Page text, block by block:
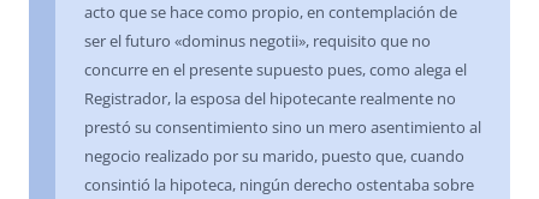
acto que se hace como propio, en contemplación de
ser el futuro «dominus negotii», requisito que no
concurre en el presente supuesto pues, como alega el
Registrador, la esposa del hipotecante realmente no
prestó su consentimiento sino un mero asentimiento al
negocio realizado por su marido, puesto que, cuando
consintió la hipoteca, ningún derecho ostentaba sobre